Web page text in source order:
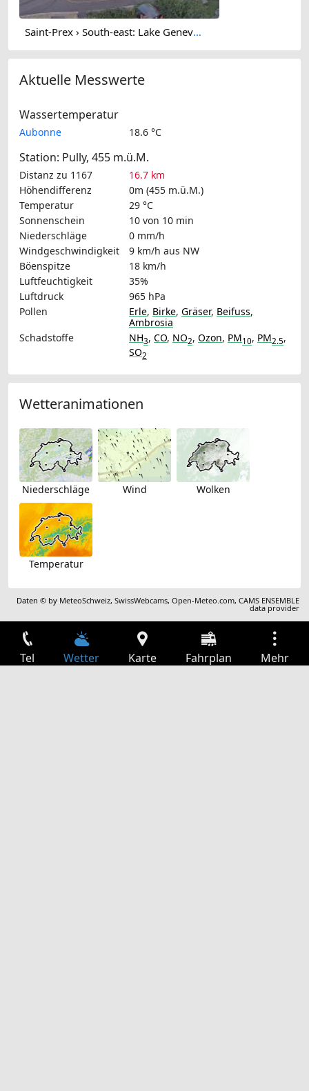
Saint-Prex › South-east: Lake Geneva - French Alps
Aktuelle Messwerte
Wassertemperatur
Aubonne 18.6 °C
Station: Pully, 455 m.ü.M.
Distanz zu 1167
16.7 km
Höhendifferenz
0m (455 m.ü.M.)
Temperatur
29 °C
Sonnenschein
10 von 10 min
Niederschläge
0 mm/h
Windgeschwindigkeit
9 km/h aus NW
Böenspitze
18 km/h
Luftfeuchtigkeit
35%
Luftdruck
965 hPa
Pollen
Erle, Birke, Gräser, Beifuss,
Ambrosia
Schadstoffe
NH3, CO, NO2, Ozon, PM10, PM2.5,
SO2
Wetteranimationen
Niederschläge Wind Wolken
Temperatur
Daten © by MeteoSchweiz,SwissWebcams,Open-Meteo.com,CAMS ENSEMBLE
data provider
Tel Wetter Karte Fahrplan Mehr